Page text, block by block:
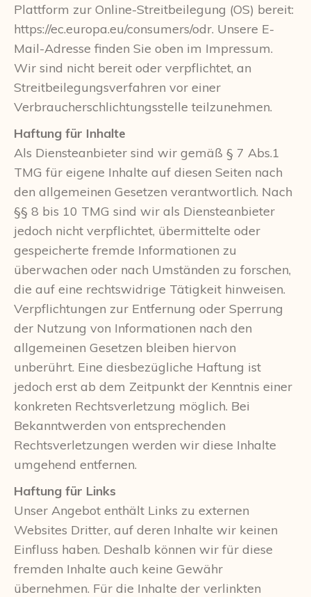
Plattform zur Online-Streitbeilegung (OS) bereit:
https://ec.europa.eu/consumers/odr. Unsere E-
Mail-Adresse finden Sie oben im Impressum.
Wir sind nicht bereit oder verpflichtet, an
Streitbeilegungsverfahren vor einer
Verbraucherschlichtungsstelle teilzunehmen.
Haftung für Inhalte
Als Diensteanbieter sind wir gemäß § 7 Abs.1
TMG für eigene Inhalte auf diesen Seiten nach
den allgemeinen Gesetzen verantwortlich. Nach
§§ 8 bis 10 TMG sind wir als Diensteanbieter
jedoch nicht verpflichtet, übermittelte oder
gespeicherte fremde Informationen zu
überwachen oder nach Umständen zu forschen,
die auf eine rechtswidrige Tätigkeit hinweisen.
Verpflichtungen zur Entfernung oder Sperrung
der Nutzung von Informationen nach den
allgemeinen Gesetzen bleiben hiervon
unberührt. Eine diesbezügliche Haftung ist
jedoch erst ab dem Zeitpunkt der Kenntnis einer
konkreten Rechtsverletzung möglich. Bei
Bekanntwerden von entsprechenden
Rechtsverletzungen werden wir diese Inhalte
umgehend entfernen.
Haftung für Links
Unser Angebot enthält Links zu externen
Websites Dritter, auf deren Inhalte wir keinen
Einfluss haben. Deshalb können wir für diese
fremden Inhalte auch keine Gewähr
übernehmen. Für die Inhalte der verlinkten